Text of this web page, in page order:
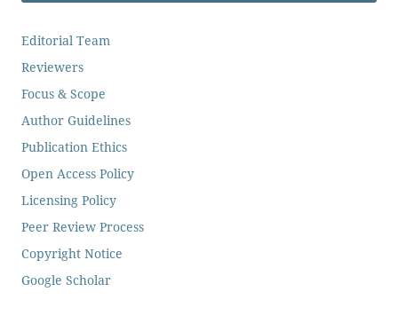
Editorial Team
Reviewers
Focus & Scope
Author Guidelines
Publication Ethics
Open Access Policy
Licensing Policy
Peer Review Process
Copyright Notice
Google Scholar